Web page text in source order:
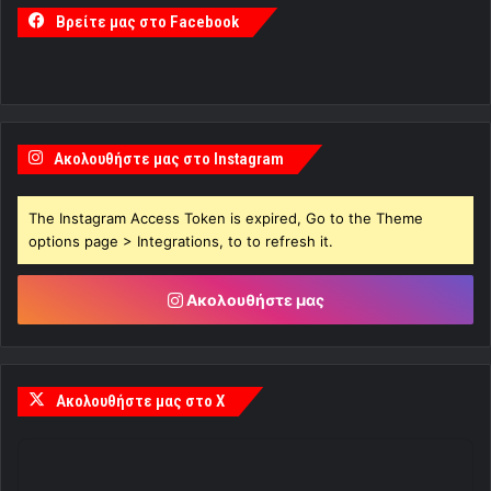
Βρείτε μας στο Facebook
Ακολουθήστε μας στο Instagram
The Instagram Access Token is expired, Go to the Theme
options page > Integrations, to to refresh it.
Ακολουθήστε μας
Ακολουθήστε μας στο X